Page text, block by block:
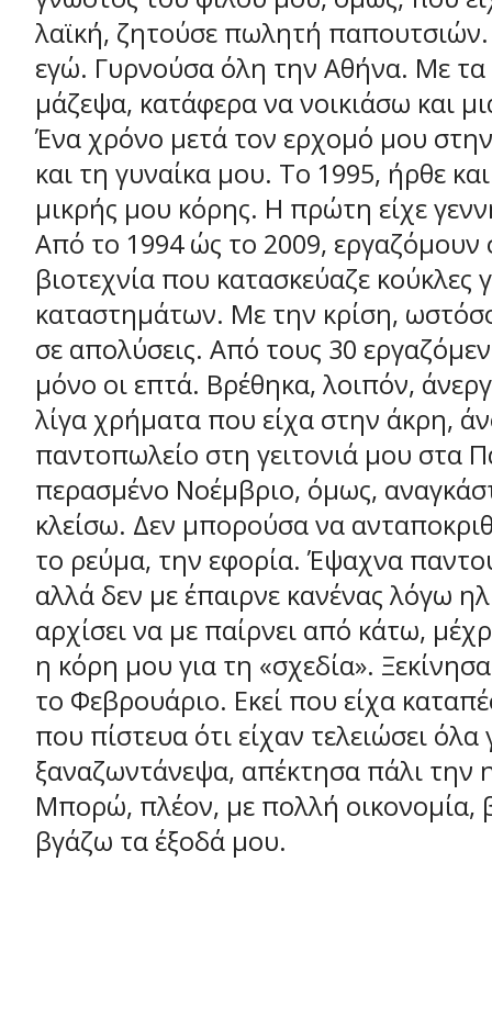
λαϊκή, ζητούσε πωλητή
εγώ. Γυρνούσα όλη την Αθήνα. Με
μάζεψα, κατάφερα να νοικιάσω και
Ένα χρόνο μετά τον ερχομό μου
και τη γυναίκα μου. Το 1995, ήρθε
μικρής μου κόρης. Η πρώτη είχε
Από το 1994 ώς το 2009, εργαζόμουν
βιοτεχνία που κατασκεύαζε κούκλες
καταστημάτων. Με την κρίση,
σε απολύσεις. Από τους 30
μόνο οι επτά. Βρέθηκα, λοιπόν,
λίγα χρήματα που είχα στην άκρη,
παντοπωλείο στη γειτονιά μου στα
περασμένο Νοέμβριο, όμως,
κλείσω. Δεν μπορούσα να
το ρεύμα, την εφορία. Έψαχνα
αλλά δεν με έπαιρνε κανένας λόγω
αρχίσει να με παίρνει από κάτω,
η κόρη μου για τη «σχεδία».
το Φεβρουάριο. Εκεί που είχα
που πίστευα ότι είχαν τελειώσει όλα
ξαναζωντάνεψα, απέκτησα πάλι την
Μπορώ, πλέον, με πολλή οικονομία,
βγάζω τα έξοδά μου.